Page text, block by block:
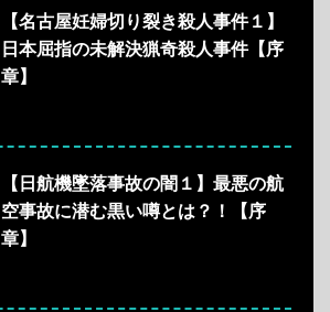
【名古屋妊婦切り裂き殺人事件１】
日本屈指の未解決猟奇殺人事件【序
章】
【日航機墜落事故の闇１】最悪の航
空事故に潜む黒い噂とは？！【序
章】